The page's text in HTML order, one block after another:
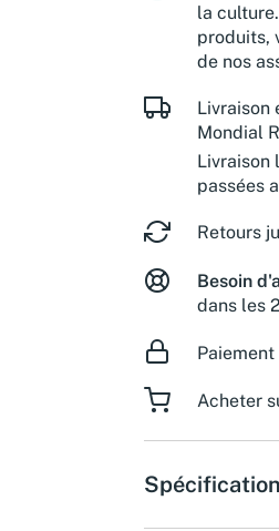
la
produits,
de nos
Livraison
Mondial
Livraison
passées
Retours
Besoin
dans les
Acheter